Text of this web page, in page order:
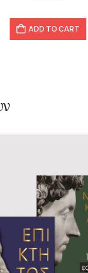
ADD TO CART